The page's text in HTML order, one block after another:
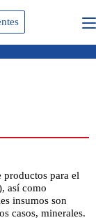
productos para el
así como
insumos son
casos, minerales.